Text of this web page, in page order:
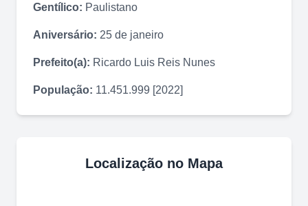
Gentílico: Paulistano
Aniversário: 25 de janeiro
Prefeito(a): Ricardo Luis Reis Nunes
População: 11.451.999 [2022]
Localização no Mapa